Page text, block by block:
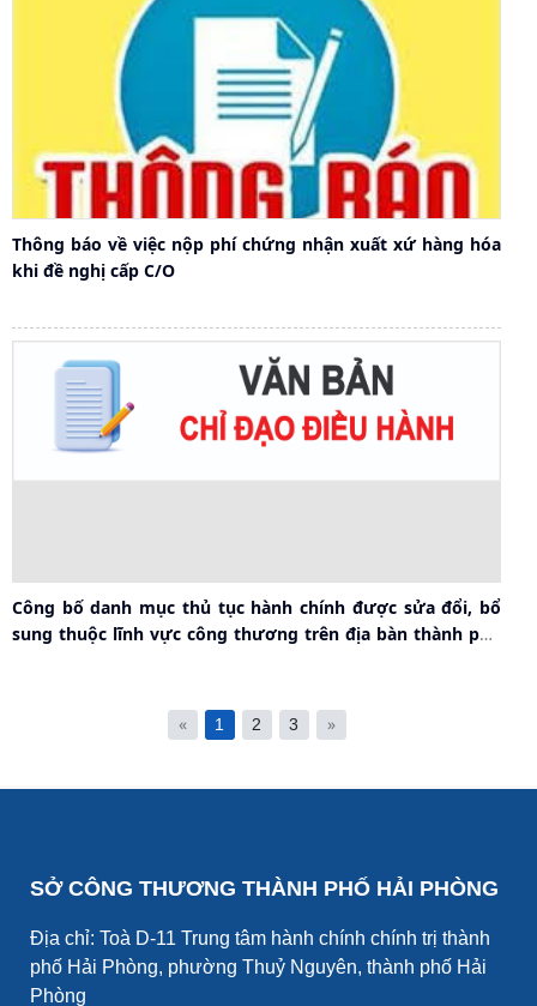
Thông báo về việc nộp phí chứng nhận xuất xứ hàng hóa
khi đề nghị cấp C/O
Công bố danh mục thủ tục hành chính được sửa đổi, bổ
sung thuộc lĩnh vực công thương trên địa bàn thành phố
« 1 2 3 »
SỞ CÔNG THƯƠNG THÀNH PHỐ HẢI PHÒNG
Địa chỉ: Toà D-11 Trung tâm hành chính chính trị thành
phố Hải Phòng, phường Thuỷ Nguyên, thành phố Hải
Phòng